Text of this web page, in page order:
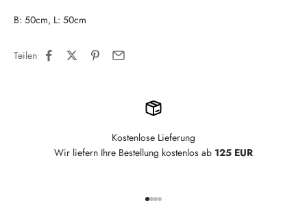
B: 50cm, L: 50cm
Teilen
Kostenlose Lieferung
Wir liefern Ihre Bestellung kostenlos ab 125 EUR